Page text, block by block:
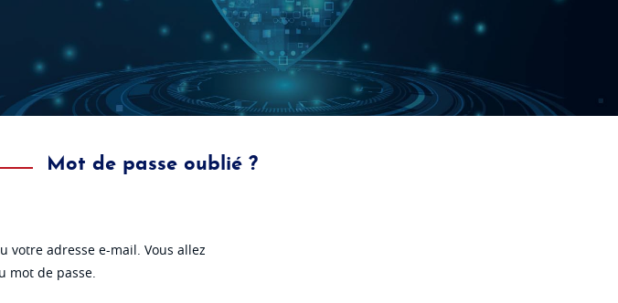
Mot de passe oublié ?
adresse e-mail. Vous allez
mot de passe.